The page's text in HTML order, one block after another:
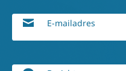
E-mailadres